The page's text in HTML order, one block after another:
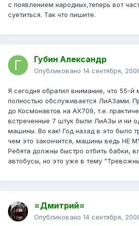
с появлением народных,теперь вот
суетиться. Так что пишите.
Губин Александр
Опубликовано 14 сентября,
Я сегодня обратил внимание, что 55-й
полностью обслуживается ЛиАЗами.
до Космонавтов на АХ709, т.е.
встреченные 7 штук были ЛиАЗы и ни
машины. Во как! Год назад в это было
чем это закончится, машины ведь НЕ
Ребята должны быстро отбить бабки,
автобусы, но это уже в тему
=Дмитрий=
Опубликовано 14 сентября,